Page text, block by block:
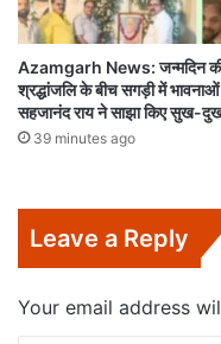
Azamgarh News: जन्मदिन की
श्रद्धांजलि के बीच सगड़ी में
सहजानंद राय ने साझा किए सुख-
39 minutes ago
Leave a Reply
Your email address